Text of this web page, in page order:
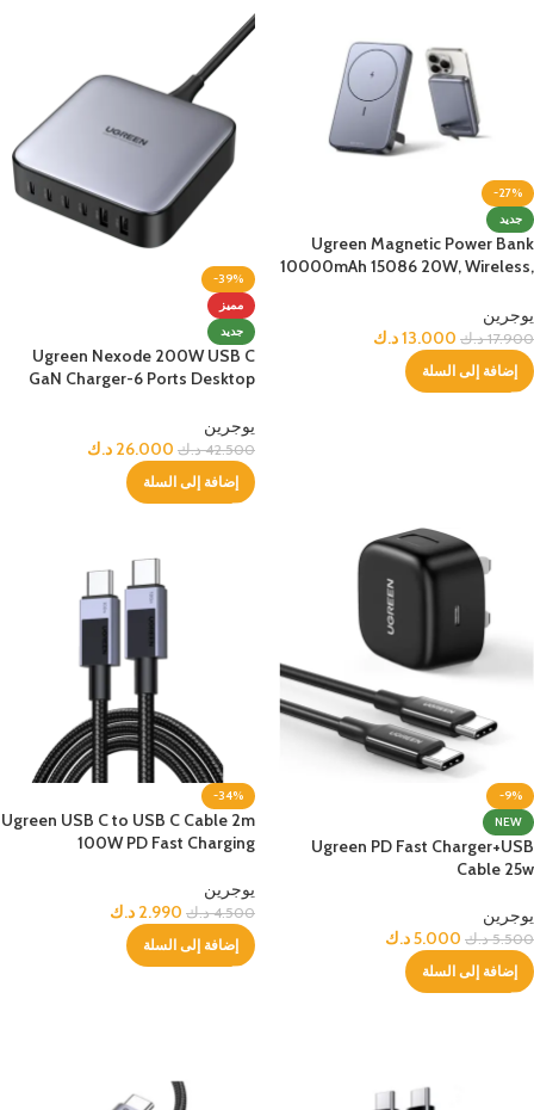
-27%
جديد
Ugreen Magnetic Power Bank
10000mAh 15086 20W, Wireless,
يوجرين
17.900 د.ك 13.000د.ك
إضافة إلى السلة
-39%
مميز
جديد
Ugreen Nexode 200W USB C
GaN Charger-6 Ports Desktop
يوجرين
42.500 د.ك 26.000 د.ك
إضافة إلى السلة
-9%
NEW
Ugreen PD Fast Charger+USB
Cable 25w
يوجرين
5.500 د.ك 5.000د.ك
إضافة إلى السلة
-34%
Ugreen USB C to USB C Cable 2m
100W PD Fast Charging
يوجرين
4.500 د.ك 2.990 د.ك
إضافة إلى السلة